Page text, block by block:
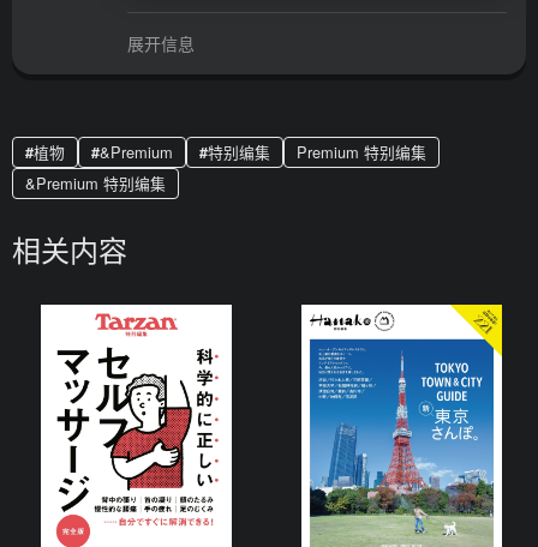
展开信息
植物 &Premium 特别编集
Premium 特别编集
&Premium 特别编集
相关内容